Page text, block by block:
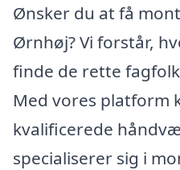
Ønsker du at få
Ørnhøj? Vi forstår,
finde de rette
Med vores platform
kvalificerede
specialiserer sig i